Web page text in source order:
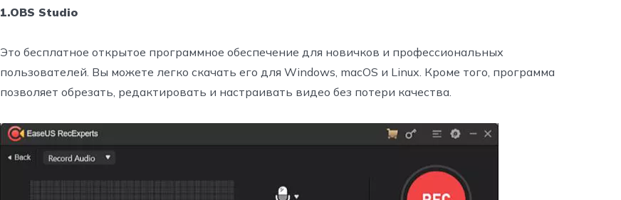
1.OBS Studio
Это бесплатное открытое программное обеспечение для новичков и профессиональных
пользователей. Вы можете легко скачать его для Windows, macOS и Linux. Кроме того, программа
позволяет обрезать, редактировать и настраивать видео без потери качества.